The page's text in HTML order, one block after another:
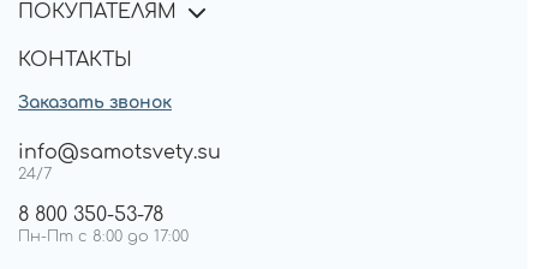
ПОКУПАТЕЛЯМ
КОНТАКТЫ
Заказать звонок
info@samotsvety.su
24/7
8 800 350-53-78
Пн-Пт с 8:00 до 17:00